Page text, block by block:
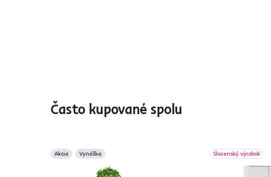
Často kupované spolu
Akcia Vynáška Slovenský výrobok